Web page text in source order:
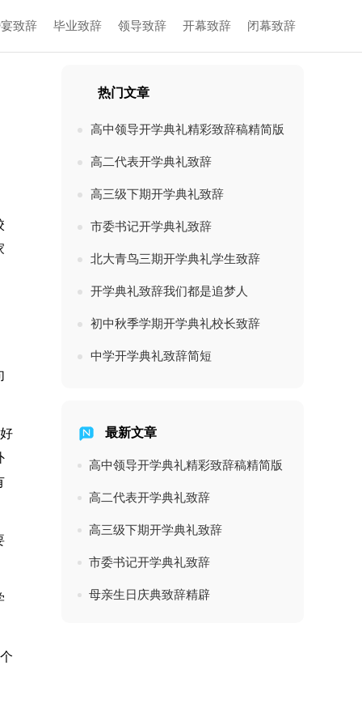
致辞 毕业致辞 领导致辞 开幕致辞 闭幕致辞
热门文章
高中领导开学典礼精彩致辞稿精简版
高二代表开学典礼致辞
高三级下期开学典礼致辞
市委书记开学典礼致辞
北大青鸟三期开学典礼学生致辞
开学典礼致辞我们都是追梦人
初中秋季学期开学典礼校长致辞
中学开学典礼致辞简短
最新文章
高中领导开学典礼精彩致辞稿精简版
高二代表开学典礼致辞
高三级下期开学典礼致辞
市委书记开学典礼致辞
母亲生日庆典致辞精辟